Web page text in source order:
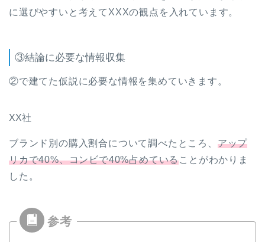
に選びやすいと考えてXXXの観点を入れています。
③結論に必要な情報収集
②で建てた仮説に必要な情報を集めていきます。
XX社
ブランド別の購入割合について調べたところ、 アップ
リカで40%、コンビで40%占めていることがわかりま
した。